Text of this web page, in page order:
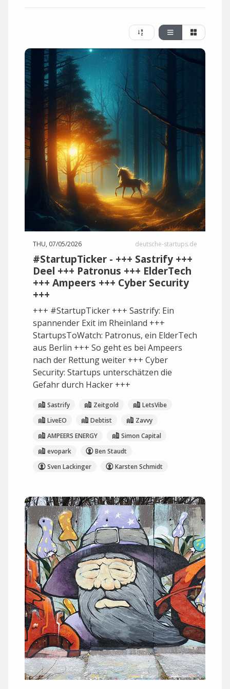
THU, 07/05/2026 deutsche-startups.de
#StartupTicker - +++ Sastrify +++
Deel +++ Patronus +++ ElderTech
+++ Ampeers +++ Cyber Security
+++
+++ #StartupTicker +++ Sastrify: Ein
spannender Exit im Rheinland +++
StartupsToWatch: Patronus, ein ElderTech
aus Berlin +++ So geht es bei Ampeers
nach der Rettung weiter +++ Cyber
Security: Startups unterschätzen die
Gefahr durch Hacker +++
Sastrify Zeitgold
LetsVibe
LiveEO
Debtist
Zavvy
AMPEERS ENERGY
Simon Capital
evopark
Ben Staudt
Sven Lackinger
Karsten Schmidt